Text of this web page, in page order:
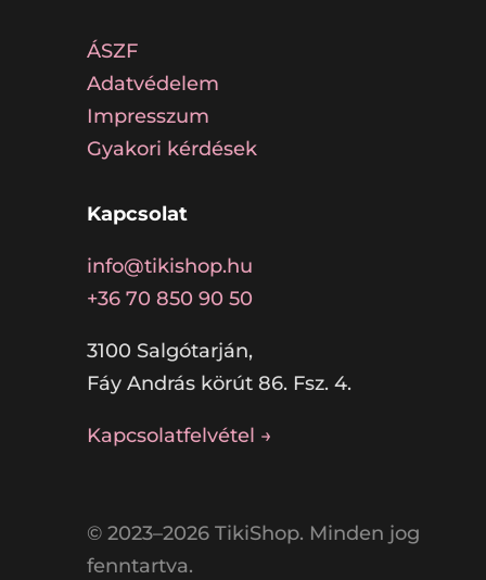
ÁSZF
Adatvédelem
Impresszum
Gyakori kérdések
Kapcsolat
info@tikishop.hu
+36 70 850 90 50
3100 Salgótarján,
Fáy András körút 86. Fsz. 4.
Kapcsolatfelvétel →
© 2023–2026 TikiShop. Minden jog
fenntartva.